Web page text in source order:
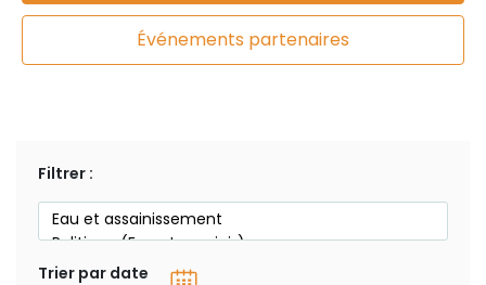
Événements partenaires
Filtrer :
Trier par date